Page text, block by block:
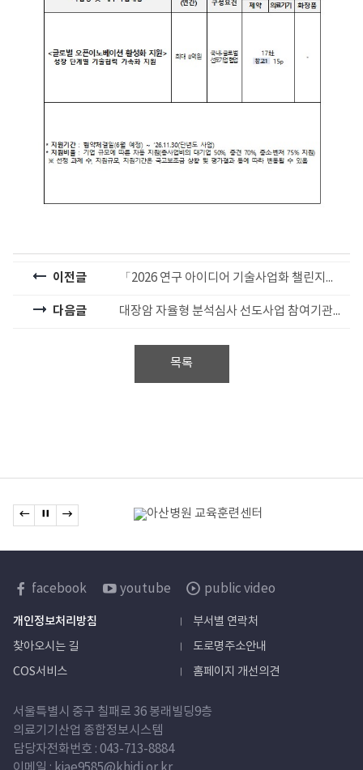
이전글 「2026 연구 아이디어 기술사업화 챌린지」 참가자 모집 사전공고
다음글 대장암 자율형 분석심사 선도사업 참여기관 모집 공모 (건강보험심사평가원 공고 제2026-124호)
목록
관련기관
이전 배너로 이동
배너 정지다음 배너로 이동
한국보건산업진흥원
sns
바로가기
facebook youtube public video
개인정보처리방침
부서별 연락처
찾아오시는 길
도로명주소안내
COS서비스
홈페이지 개선의견
서울특별시 중구 칠패로 36 봉래빌딩9층
의료기기산업 종합정보시스템
담당자전화번호 : 043-713-8884